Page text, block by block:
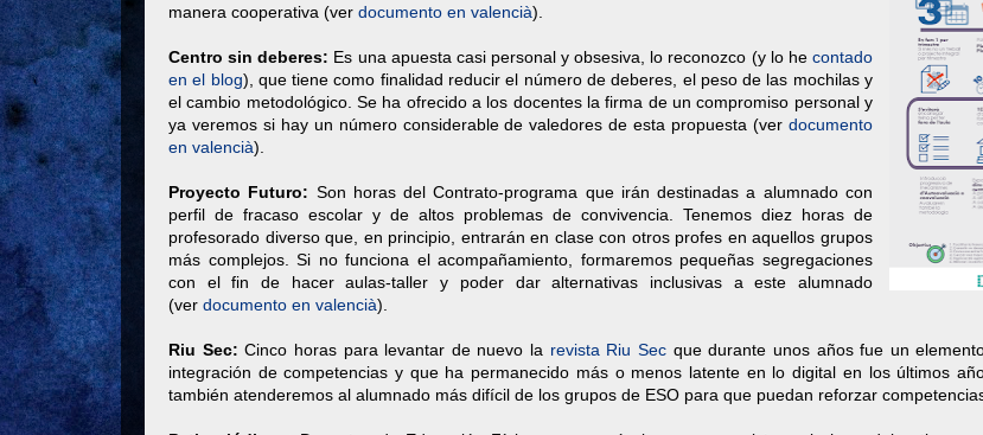
manera cooperativa (ver documento en valencià).
Centro sin deberes: Es una apuesta casi personal y obsesiva, lo reconozco (y lo hecontado
en el blog), que tiene como finalidad reducir el número de deberes, el peso de las mochilas y
el cambio metodológico. Se ha ofrecido a los docentes la firma de un compromiso personal y
ya veremos si hay un número considerable de valedores de esta propuesta (ver documento
en valencià).
Proyecto Futuro: Son horas del Contrato-programa que irán destinadas a alumnado con
perfil de fracaso escolar y de altos problemas de convivencia. Tenemos diez horas de
profesorado diverso que, en principio, entrarán en clase con otros profes en aquellos grupos
más complejos. Si no funciona el acompañamiento, formaremos pequeñas segregaciones
con el fin de hacer aulas-taller y poder dar alternativas inclusivas a este alumnado
(ver documento en valencià).
Riu Sec: Cinco horas para levantar de nuevo la revista Riu Sec que durante unos años fue un
integración de competencias y que ha permanecido más o menos latente en lo digital en los últimos
también atenderemos al alumnado más difícil de los grupos de ESO para que puedan reforzar